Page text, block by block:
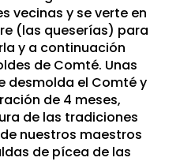
vecinas y se verte en
(las queserías) para
y a continuación
de Comté. Unas
desmolda el Comté y
de 4 meses,
de las tradiciones
nuestros maestros
de pícea de las